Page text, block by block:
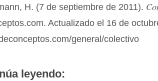
H. (7 de septiembre de 2011).
Actualizado el 16 de
general/colectivo
leyendo: